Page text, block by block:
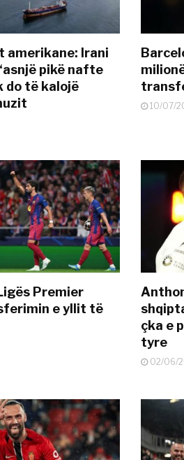
amerikane: Irani
pikë nafte
do të kalojë
10/07/
Premier
e yllit të
çka e
tyre
02/06/